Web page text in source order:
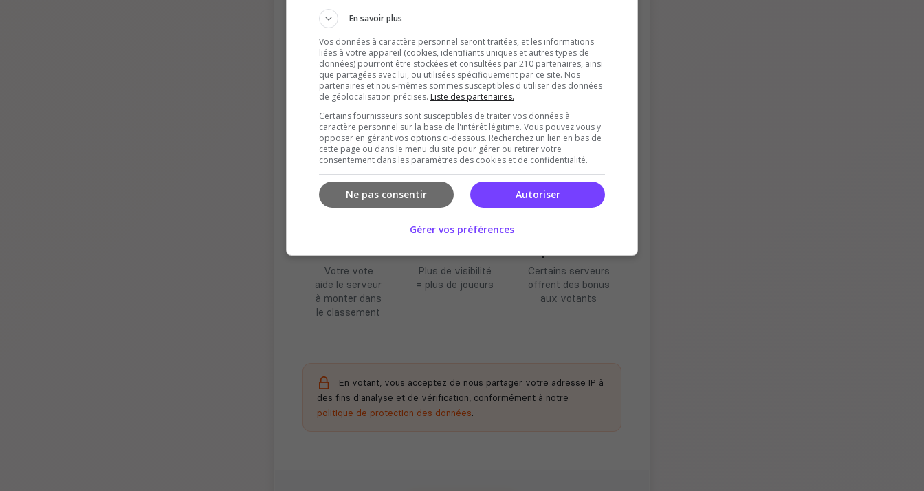
Pourquoi voter pour FunCube ?
Votre vote
aide le serveur
à monter dans
le classement
Soutient la
Plus de visibilité
= plus de joueurs
Certains serveurs
offrent des bonus
aux votants
En votant, vous acceptez de nous partager votre adresse IP à
des fins d'analyse et de vérification, conformément à notre
politique de protection des données.
En savoir plus
Vos données à caractère personnel seront traitées, et les informations
liées à votre appareil (cookies, identifiants uniques et autres types de
données) pourront être stockées et consultées par 210 partenaires, ainsi
que partagées avec lui, ou utilisées spécifiquement par ce site. Nos
partenaires et nous-mêmes sommes susceptibles d'utiliser des données
de géolocalisation précises. Liste des partenaires.
Certains fournisseurs sont susceptibles de traiter vos données à
caractère personnel sur la base de l'intérêt légitime. Vous pouvez vous y
opposer en gérant vos options ci-dessous. Recherchez un lien en bas de
cette page ou dans le menu du site pour gérer ou retirer votre
consentement dans les paramètres des cookies et de confidentialité.
Autoriser
Ne pas consentir
Gérer vos préférences